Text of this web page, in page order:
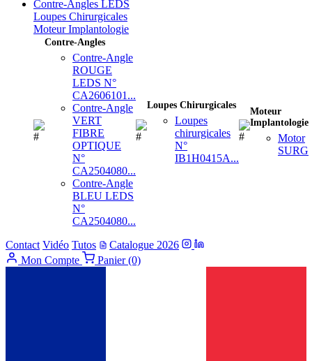
Contre-Angles LEDS
Loupes Chirurgicales
Moteur Implantologie
Contre-Angles
Contre-Angle
ROUGE
LEDS N°
CA2606101...
Contre-Angle
VERT
FIBRE
OPTIQUE
N°
CA2504080...
Contre-Angle
BLEU LEDS
N°
CA2504080...
Loupes Chirurgicales
Loupes
chirurgicales
N°
IB1H0415A...
Moteur
Implantologie
Motor
SURG
Contact Vidéo Tutos
Catalogue 2026
Mon Compte
Panier (0)